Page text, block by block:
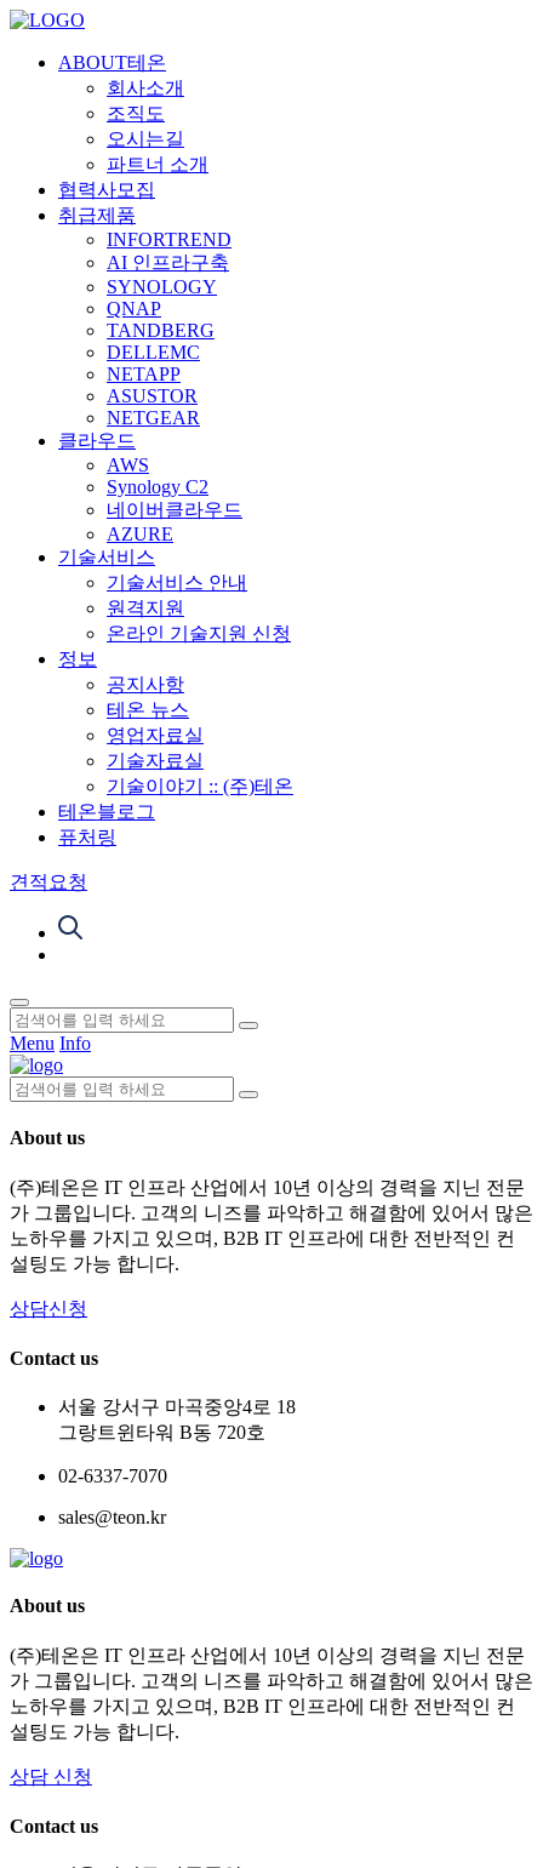
ABOUT테온
회사소개
조직도
오시는길
파트너 소개
협력사모집
취급제품
INFORTREND
AI 인프라구축
SYNOLOGY
QNAP
TANDBERG
DELLEMC
NETAPP
ASUSTOR
NETGEAR
클라우드
AWS
Synology C2
네이버클라우드
AZURE
기술서비스
기술서비스 안내
원격지원
온라인 기술지원 신청
정보
공지사항
테온 뉴스
영업자료실
기술자료실
기술이야기 :: (주)테온
테온블로그
퓨처링
견적요청
Menu Info
About us
(주)테온은 IT 인프라 산업에서 10년 이상의 경력을 지닌 전문
가 그룹입니다. 고객의 니즈를 파악하고 해결함에 있어서 많은
노하우를 가지고 있으며, B2B IT 인프라에 대한 전반적인 컨
설팅도 가능 합니다.
상담신청
Contact us
서울 강서구 마곡중앙4로 18
그랑트윈타워 B동 720호
02-6337-7070
sales@teon.kr
About us
(주)테온은 IT 인프라 산업에서 10년 이상의 경력을 지닌 전문
가 그룹입니다. 고객의 니즈를 파악하고 해결함에 있어서 많은
노하우를 가지고 있으며, B2B IT 인프라에 대한 전반적인 컨
설팅도 가능 합니다.
상담 신청
Contact us